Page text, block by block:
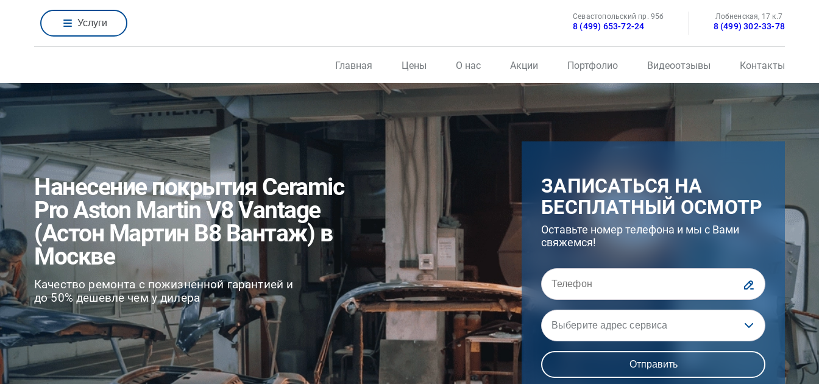
Услуги
Севастопольский пр. 95б
8 (499) 653-72-24
Лобненская, 17 к.7
8 (499) 302-33-78
Главная Цены О нас Акции Портфолио Видеоотзывы Контакты
Нанесение покрытия Ceramic
Pro Aston Martin V8 Vantage
(Астон Мартин В8 Вантаж) в
Москве
Качество ремонта с пожизненной гарантией и
до 50% дешевле чем у дилера
ЗАПИСАТЬСЯ НА
БЕСПЛАТНЫЙ ОСМОТР
Оставьте номер телефона и мы с Вами
свяжемся!
Выберите адрес сервиса